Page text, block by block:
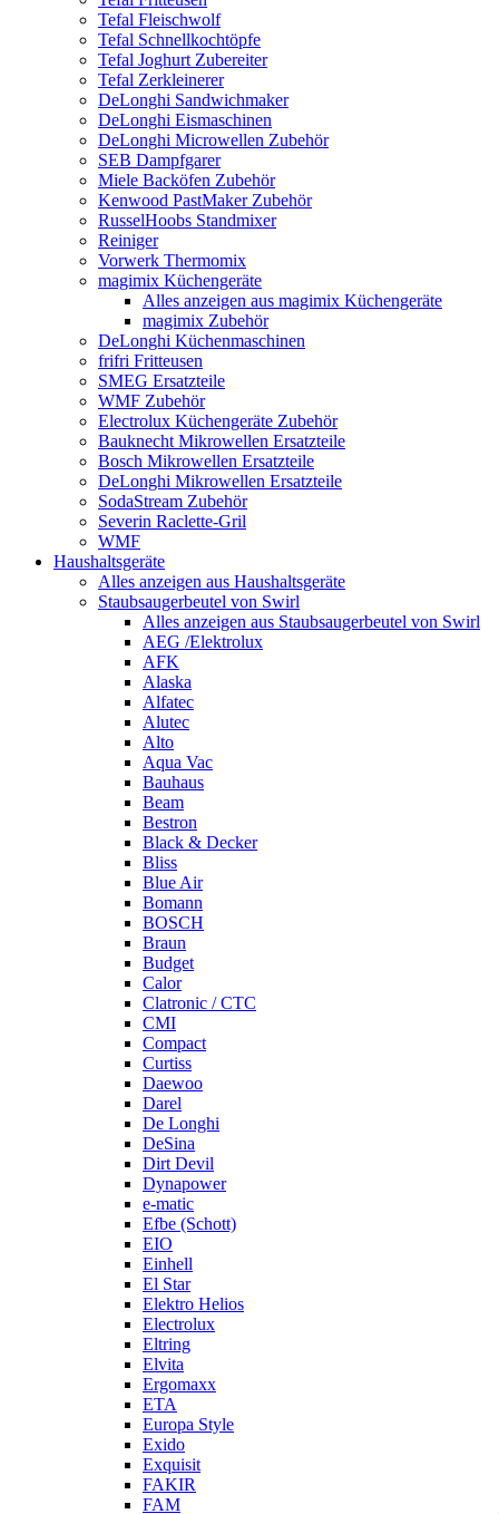
Tefal Fleischwolf
Tefal Schnellkochtöpfe
Tefal Joghurt Zubereiter
Tefal Zerkleinerer
DeLonghi Sandwichmaker
DeLonghi Eismaschinen
DeLonghi Microwellen Zubehör
SEB Dampfgarer
Miele Backöfen Zubehör
Kenwood PastMaker Zubehör
RusselHoobs Standmixer
Reiniger
Vorwerk Thermomix
magimix Küchengeräte
Alles anzeigen aus magimix Küchengeräte
magimix Zubehör
DeLonghi Küchenmaschinen
frifri Fritteusen
SMEG Ersatzteile
WMF Zubehör
Electrolux Küchengeräte Zubehör
Bauknecht Mikrowellen Ersatzteile
Bosch Mikrowellen Ersatzteile
DeLonghi Mikrowellen Ersatzteile
SodaStream Zubehör
Severin Raclette-Gril
WMF
Haushaltsgeräte
Alles anzeigen aus Haushaltsgeräte
Staubsaugerbeutel von Swirl
Alles anzeigen aus Staubsaugerbeutel von Swirl
AEG /Elektrolux
AFK
Alaska
Alfatec
Alutec
Alto
Aqua Vac
Bauhaus
Beam
Bestron
Black & Decker
Bliss
Blue Air
Bomann
BOSCH
Braun
Budget
Calor
Clatronic / CTC
CMI
Compact
Curtiss
Daewoo
Darel
De Longhi
DeSina
Dirt Devil
Dynapower
e-matic
Efbe (Schott)
EIO
Einhell
El Star
Elektro Helios
Electrolux
Eltring
Elvita
Ergomaxx
ETA
Europa Style
Exido
Exquisit
FAKIR
FAM